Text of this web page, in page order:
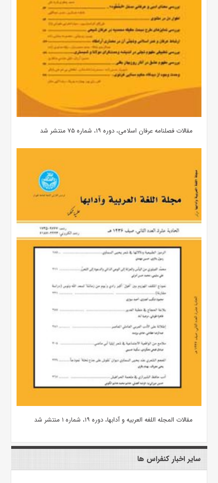
مقالات فصلنامه عرفان اسلامی، دوره ۱۹، شماره ۷۵ منتشر شد
مقالات المجله اللغه العربیه و آدابها، دوره ۱۹، شماره ۱ منتشر شد
سایر اخبار کنفراس ها